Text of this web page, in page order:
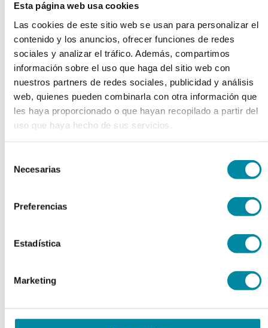
Esta página web usa cookies
Las cookies de este sitio web se usan para personalizar el
contenido y los anuncios, ofrecer funciones de redes
sociales y analizar el tráfico. Además, compartimos
información sobre el uso que haga del sitio web con
nuestros partners de redes sociales, publicidad y análisis
web, quienes pueden combinarla con otra información que
les haya proporcionado o que hayan recopilado a partir del
uso que haya hecho de sus servicios.
Necesarias
Preferencias
Estadística
Marketing
Extractos fluidos
Extractos glicólicos
Extracto oleoso
Extracto seco
Plantas y tinturas
capsulas
Tamañno 000
Tamañno 00
Tamañno 0
Tamañno 1
Tamañno 5
Frascos farmacia
Gama ariless
Envases unguator